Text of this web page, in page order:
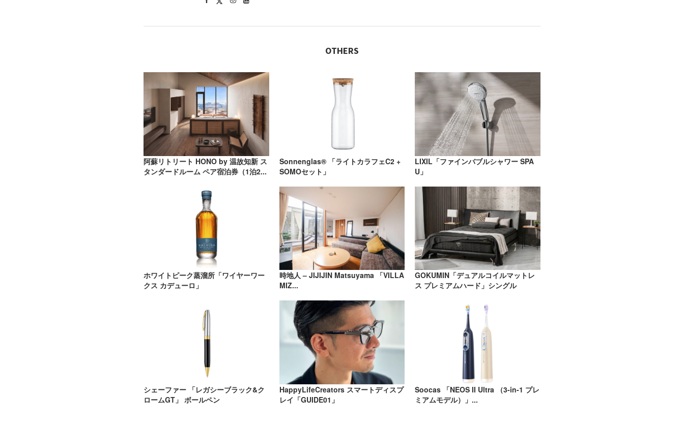
OTHERS
阿蘇リトリート HONO by 温故知新 ス
タンダードルーム ペア宿泊券（1泊2...
Sonnenglas® 「ライトカラフェC2 +
SOMOセット」
LIXIL「ファインバブルシャワー SPA
U」
ホワイトピーク蒸溜所「ワイヤーワー
クス カデューロ」
時地人 – JIJIJIN Matsuyama 「VILLA
MIZ...
GOKUMIN「デュアルコイルマットレ
ス プレミアムハード」シングル
シェーファー 「レガシーブラック&ク
ロームGT」 ボールペン
HappyLifeCreators スマートディスプ
レイ「GUIDE01」
Soocas 「NEOS II Ultra （3-in-1 プレ
ミアムモデル）」...